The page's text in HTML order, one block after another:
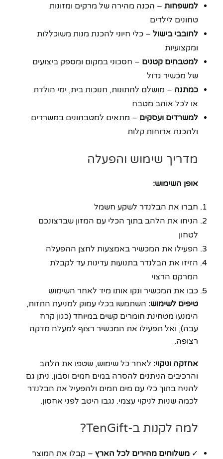
למשפחות – הכנה מהירה של מרקים ומזונות
טחונים לילדים
לחובבי בישול – כלי חיוני להכנת מנות משוכללות
ומקצועיות
למטבחים קטנים – חסכוני במקום ומספק ביצועים
של מכשיר גדול
כמתנה – מושלם לחתונות, חנוכות בית, ימי הולדת
או לכל אוהב מטבח
למשרדים ועסקים – מתאים למטבחונים במשרדים
ולהכנת ארוחות קלות
מדריך שימוש והפעלה
אופן השימוש:
חברו את הבלנדר לשקע חשמל
הניחו את הלהב בתוך הכלי עם המזון שברצונכם
לטחון
הפעילו את המכשיר באמצעות לחצן ההפעלה
הזיזו את הבלנדר בתנועות עדינות עד לקבלת
המרקם הרצוי
כבו את המכשיר ונקו אותו מיד לאחר השימוש
טיפים לשימוש: השתמשו בכלי עמוק למניעת התזות,
הימנעו מטחינת חומרים קשים במיוחד (כגון קרח
עבה), ואל תפעילו את המכשיר רצוף למעלה מדקה
רצופה.
אחזקה וניקוי: לאחר כל שימוש, שטפו את הלהב
והרכיבים הניתנים להסרה במים חמים וסבון. ניתן גם
להניח בתוך כלי עם מים חמים ולהפעיל את הבלנדר
לכמה שניות לניקוי עצמי. נגבו היטב לפני אחסון.
למה לקנות ב-TenGift?
✓ משלוחים מהירים לכל הארץ – קבלו את המוצר